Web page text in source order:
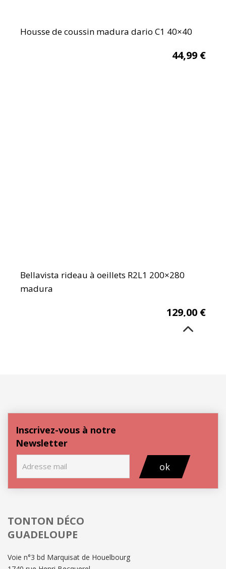
Housse de coussin madura dario C1 40×40
44,99 €
Bellavista rideau à oeillets R2L1 200×280
madura
129,00 €
Inscrivez-vous à notre
Newsletter
ok
TONTON DÉCO
GUADELOUPE
Voie n°3 bd Marquisat de Houelbourg